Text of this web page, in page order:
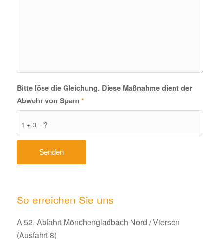
1 + 3 = ?
Bitte löse die Gleichung. Diese Maßnahme dient der
Abwehr von Spam *
So erreichen Sie uns
A 52, Abfahrt Mönchengladbach Nord / Viersen
(Ausfahrt 8)